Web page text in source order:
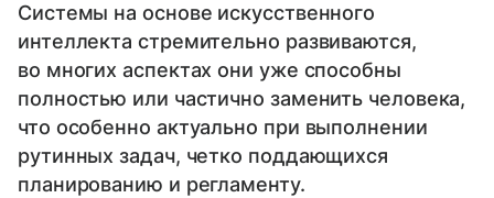
Системы на основе искусственного
интеллекта стремительно развиваются,
во многих аспектах они уже способны
полностью или частично заменить человека,
что особенно актуально при выполнении
рутинных задач, четко поддающихся
планированию и регламенту.